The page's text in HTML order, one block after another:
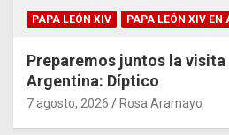
PAPA LEÓN XIV PAPA LEÓN XIV EN
Preparemos juntos la visita
Argentina: Díptico
7 agosto, 2026 Rosa Aramayo